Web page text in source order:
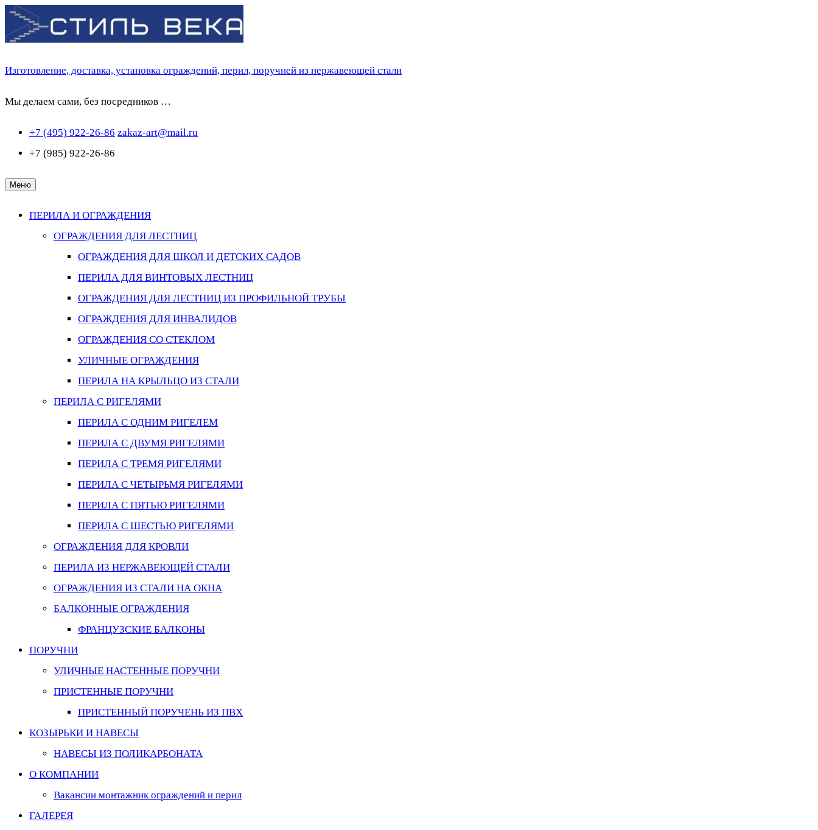
Перейти
к
Изготовление, доставка, установка ограждений, перил, поручней из нержавеющей стали
Мы делаем сами, без посредников …
+7 (495) 922-26-86 zakaz-art@mail.ru
+7 (985) 922-26-86
Меню
ПЕРИЛА И ОГРАЖДЕНИЯ
ОГРАЖДЕНИЯ ДЛЯ ЛЕСТНИЦ
ОГРАЖДЕНИЯ ДЛЯ ШКОЛ И ДЕТСКИХ САДОВ
ПЕРИЛА ДЛЯ ВИНТОВЫХ ЛЕСТНИЦ
ОГРАЖДЕНИЯ ДЛЯ ЛЕСТНИЦ ИЗ ПРОФИЛЬНОЙ ТРУБЫ
ОГРАЖДЕНИЯ ДЛЯ ИНВАЛИДОВ
ОГРАЖДЕНИЯ СО СТЕКЛОМ
УЛИЧНЫЕ ОГРАЖДЕНИЯ
ПЕРИЛА НА КРЫЛЬЦО ИЗ СТАЛИ
ПЕРИЛА С РИГЕЛЯМИ
ПЕРИЛА С ОДНИМ РИГЕЛЕМ
ПЕРИЛА С ДВУМЯ РИГЕЛЯМИ
ПЕРИЛА С ТРЕМЯ РИГЕЛЯМИ
ПЕРИЛА С ЧЕТЫРЬМЯ РИГЕЛЯМИ
ПЕРИЛА С ПЯТЬЮ РИГЕЛЯМИ
ПЕРИЛА С ШЕСТЬЮ РИГЕЛЯМИ
ОГРАЖДЕНИЯ ДЛЯ КРОВЛИ
ПЕРИЛА ИЗ НЕРЖАВЕЮЩЕЙ СТАЛИ
ОГРАЖДЕНИЯ ИЗ СТАЛИ НА ОКНА
БАЛКОННЫЕ ОГРАЖДЕНИЯ
ФРАНЦУЗСКИЕ БАЛКОНЫ
ПОРУЧНИ
УЛИЧНЫЕ НАСТЕННЫЕ ПОРУЧНИ
ПРИСТЕННЫЕ ПОРУЧНИ
ПРИСТЕННЫЙ ПОРУЧЕНЬ ИЗ ПВХ
КОЗЫРЬКИ И НАВЕСЫ
НАВЕСЫ ИЗ ПОЛИКАРБОНАТА
О КОМПАНИИ
Вакансии монтажник ограждений и перил
ГАЛЕРЕЯ